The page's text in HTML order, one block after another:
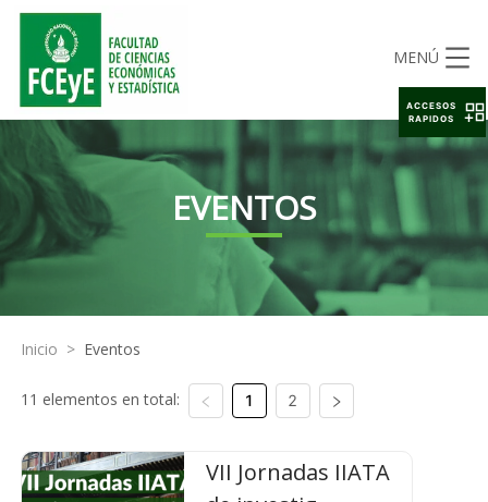
MENÚ
EVENTOS
Inicio > Eventos
11 elementos en total: 1 2
VII Jornadas IIATA
ACCESOS
RAPIDOS